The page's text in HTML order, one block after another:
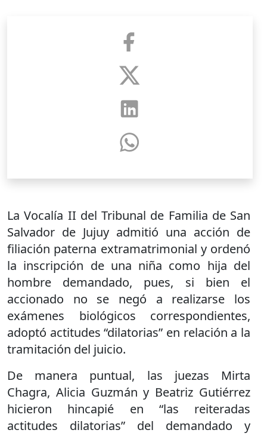
La Vocalía II del Tribunal de Familia de San
Salvador de Jujuy admitió una acción de
filiación paterna extramatrimonial y ordenó
la inscripción de una niña como hija del
hombre demandado, pues, si bien el
accionado no se negó a realizarse los
exámenes biológicos correspondientes,
adoptó actitudes “dilatorias” en relación a la
tramitación del juicio.
De manera puntual, las juezas Mirta
Chagra, Alicia Guzmán y Beatriz Gutiérrez
hicieron hincapié en “las reiteradas
actitudes dilatorias” del demandado y